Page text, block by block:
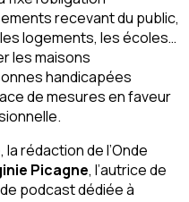
recevant du public,
logements, les écoles…
les maisons
handicapées
de mesures en faveur
rédaction de l’Onde
Picagne, l’autrice de
podcast dédiée à